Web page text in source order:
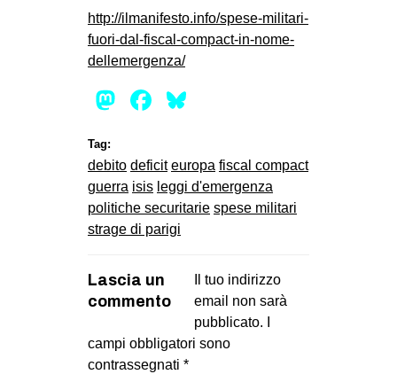
http://ilmanifesto.info/spese-militari-
fuori-dal-fiscal-compact-in-nome-
dellemergenza/
Mastodon
Facebook
Tag:
debito deficit europa fiscal compact
guerra isis leggi d'emergenza
politiche securitarie spese militari
strage di parigi
Lascia un
commento
Il tuo indirizzo
email non sarà
pubblicato.
campi obbligatori sono
contrassegnati *